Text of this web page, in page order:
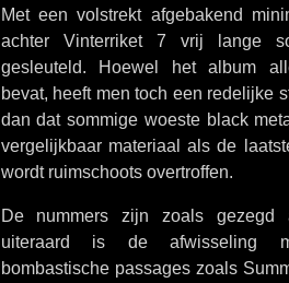
Met een volstrekt afgebakend
achter Vinterriket 7 vrij lange
gesleuteld. Hoewel het album
bevat, heeft men toch een redelijke
dan dat sommige woeste black
vergelijkbaar materiaal als de
wordt ruimschoots overtroffen.
De nummers zijn zoals
uiteraard is de afwisseling
bombastische passages zoals